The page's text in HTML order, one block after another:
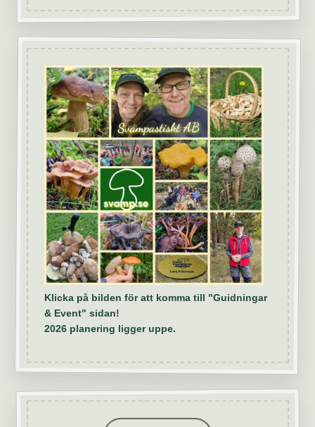
Klicka på bilden för att komma till "Guidningar
& Event" sidan!
2026 planering ligger uppe.